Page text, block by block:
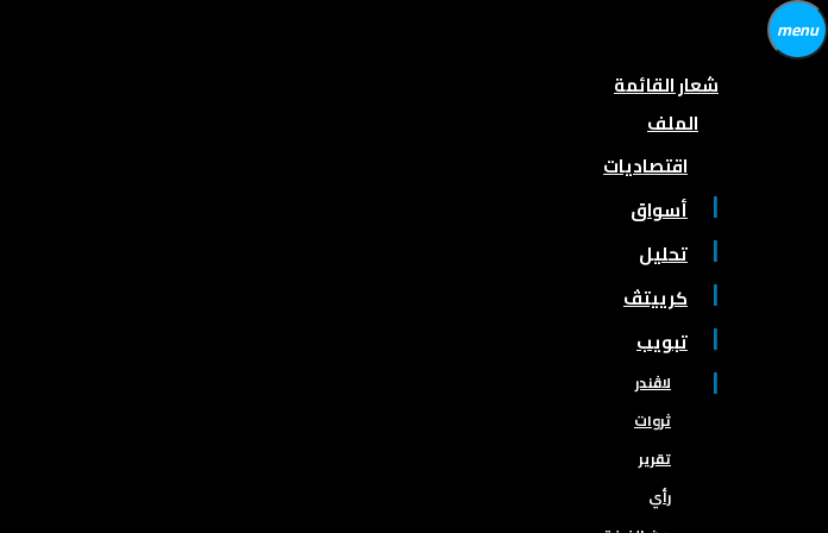
menu
شعار القائمة
الملف
اقتصاديات
أسواق
تحليل
كرييتڤ
تبويب
لاڤندر
ثروات
تقرير
رأي